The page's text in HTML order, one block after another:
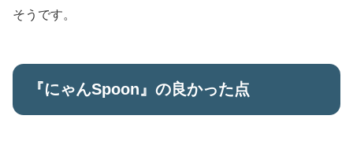
そうです。
『にゃんSpoon』の良かった点